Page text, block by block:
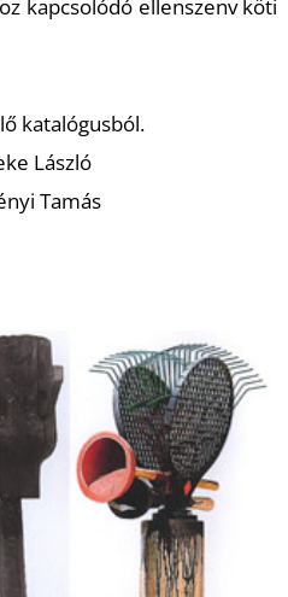
kapcsolódó ellenszenv köti
katalógusból.
László
Tamás